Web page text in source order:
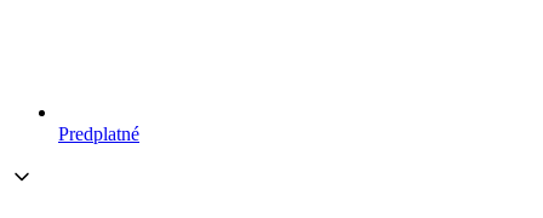
Predplatné